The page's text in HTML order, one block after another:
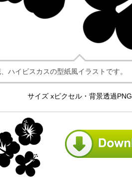
ハイビスカスの型紙風イラストです。
サイズ xピクセル・背景透過PNG